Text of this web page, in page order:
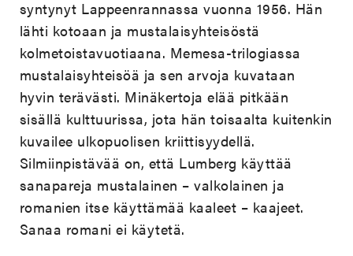
syntynyt Lappeenrannassa vuonna 1956. Hän
lähti kotoaan ja mustalaisyhteisöstä
kolmetoistavuotiaana. Memesa-trilogiassa
mustalaisyhteisöä ja sen arvoja kuvataan
hyvin terävästi. Minäkertoja elää pitkään
sisällä kulttuurissa, jota hän toisaalta kuitenkin
kuvailee ulkopuolisen kriittisyydellä.
Silmiinpistävää on, että Lumberg käyttää
sanapareja mustalainen – valkolainen ja
romanien itse käyttämää kaaleet – kaajeet.
Sanaa romani ei käytetä.